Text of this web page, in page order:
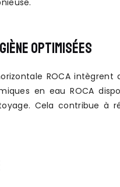
OPTIMISÉES
ROCA
en eau ROCA
Cela contribue à